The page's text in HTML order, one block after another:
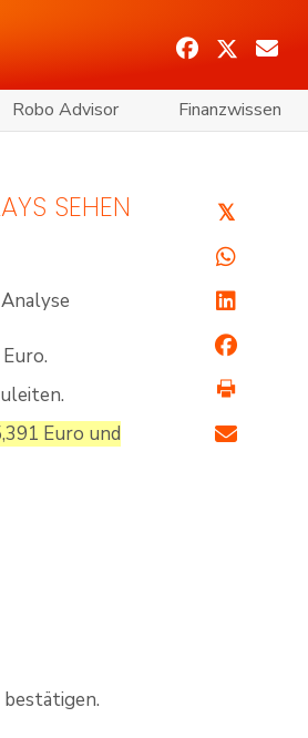
Robo Advisor Finanzwissen
SEHEN
Euro und
𝕏